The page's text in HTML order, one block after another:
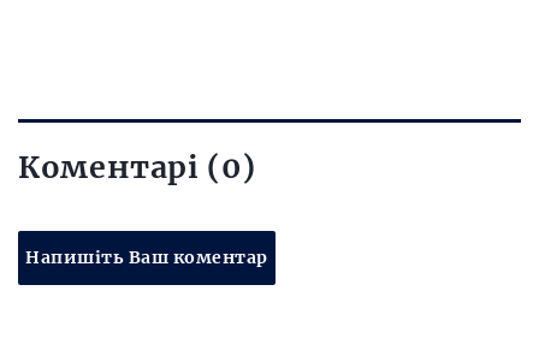
Коментарі (0)
Напишіть Ваш коментар